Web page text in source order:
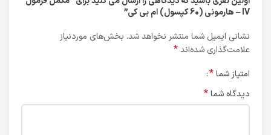
IV – هارمونی (60 کپسول) ام بی کی”
نشانی ایمیل شما منتشر نخواهد شد. بخش‌های موردنیاز
علامت‌گذاری شده‌اند*
امتیاز شما*
دیدگاه شما*